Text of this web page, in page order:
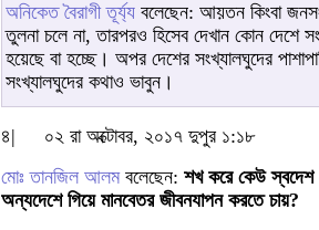
অনিকেত বৈরাগী তূর্য্য বলেছেন: আয়তন কিংবা
তুলনা চলে না, তারপরও হিসেব দেখান কোন দেশে
হয়েছে বা হচ্ছে। অপর দেশের সংখ্যালঘুদের
সংখ্যালঘুদের কথাও ভাবুন।
৪|
০২ রা অক্টোবর, ২০১৭ দুপুর ১:১৮
মোঃ তানজিল আলমবলেছেন: শখ করে কেউ স্বদেশ
অন্যদেশে গিয়ে মানবেতর জীবনযাপন করতে চায়?